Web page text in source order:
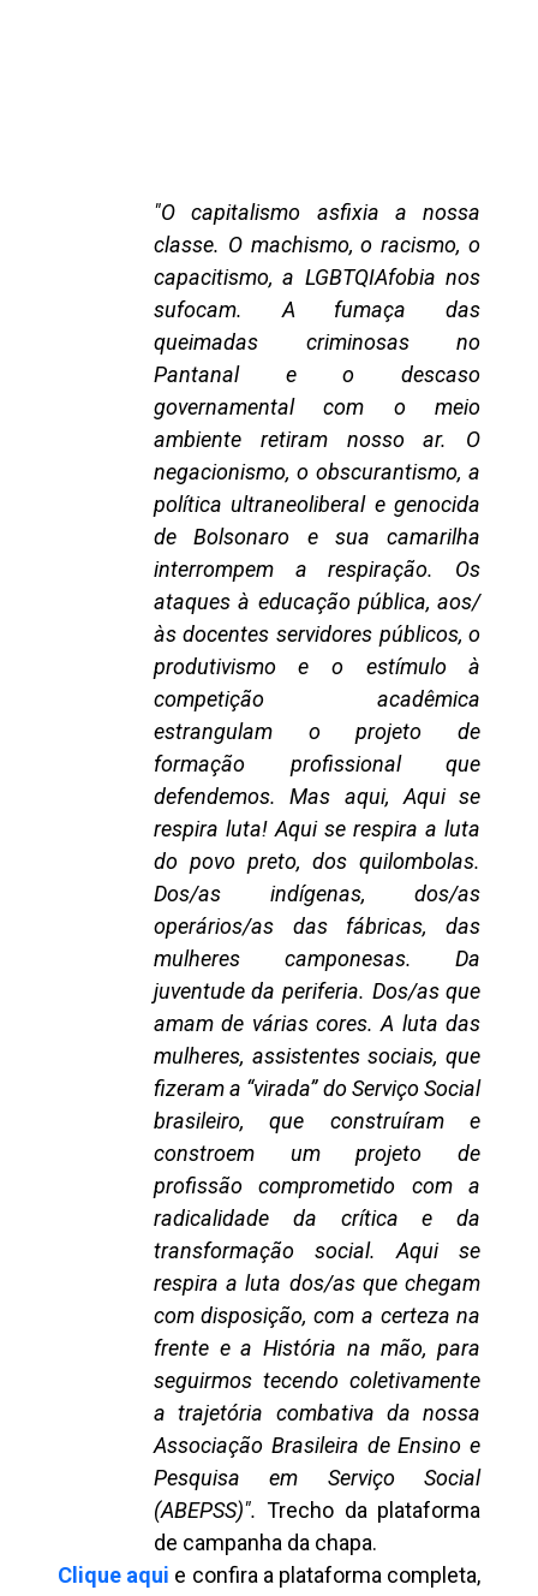
"O capitalismo asfixia a nossa
classe. O machismo, o racismo, o
capacitismo, a LGBTQIAfobia nos
sufocam. A fumaça das
queimadas criminosas no
Pantanal e o descaso
governamental com o meio
ambiente retiram nosso ar. O
negacionismo, o obscurantismo, a
política ultraneoliberal e genocida
de Bolsonaro e sua camarilha
interrompem a respiração. Os
ataques à educação pública, aos/
às docentes servidores públicos, o
produtivismo e o estímulo à
competição acadêmica
estrangulam o projeto de
formação profissional que
defendemos. Mas aqui, Aqui se
respira luta! Aqui se respira a luta
do povo preto, dos quilombolas.
Dos/as indígenas, dos/as
operários/as das fábricas, das
mulheres camponesas. Da
juventude da periferia. Dos/as que
amam de várias cores. A luta das
mulheres, assistentes sociais, que
fizeram a “virada” do Serviço Social
brasileiro, que construíram e
constroem um projeto de
profissão comprometido com a
radicalidade da crítica e da
transformação social. Aqui se
respira a luta dos/as que chegam
com disposição, com a certeza na
frente e a História na mão, para
seguirmos tecendo coletivamente
a trajetória combativa da nossa
Associação Brasileira de Ensino e
Pesquisa em Serviço Social
(ABEPSS)".Trecho da plataforma
de campanha da chapa.
Clique aqui e confira a plataforma completa,